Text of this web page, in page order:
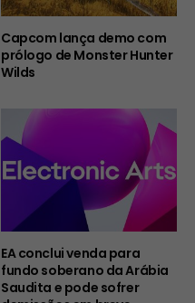
Capcom lança demo com
prólogo de Monster Hunter
Wilds
EA conclui venda para
fundo soberano da Arábia
Saudita e pode sofrer